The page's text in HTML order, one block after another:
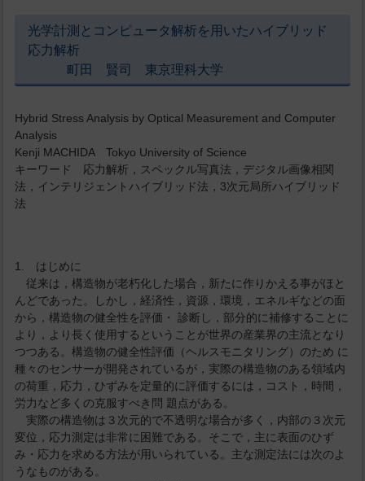
光学計測とコンピュータ解析を用いたハイブリッド
応力解析
町田 賢司 東京理科大学
Hybrid Stress Analysis by Optical Measurement and Computer
Analysis
Kenji MACHIDA Tokyo University of Science
キーワード 応力解析，スペックル写真法，デジタル画像相関
法，インテリジェントハイブリッド法，3次元局所ハイブリッド
法
1. はじめに
従来は，構造物が老朽化した場合，新たに作りかえる事がほと
んどであった。しかし，経済性，資源，環境，エネルギなどの面
から，構造物の健全性を評価・ 診断し，部分的に補修することに
より，より長く使用するということが世界の産業界の主流となり
つつある。構造物の健全性評価（ヘルスモニタリング）のため に
種々のセンサーが開発されているが，実際の構造物のある領域内
の荷重，応力，ひずみを定量的に評価するには，コスト，時間，
労力など多くの克服すべき問 題点がある。
実際の構造物は３次元的で不透明な場合が多く，内部の３次元
変位，応力測定は非常に困難である。そこで，主に表面のひず
み・応力を求める方法が用いられている。主な測定法には次のよ
うなものがある。